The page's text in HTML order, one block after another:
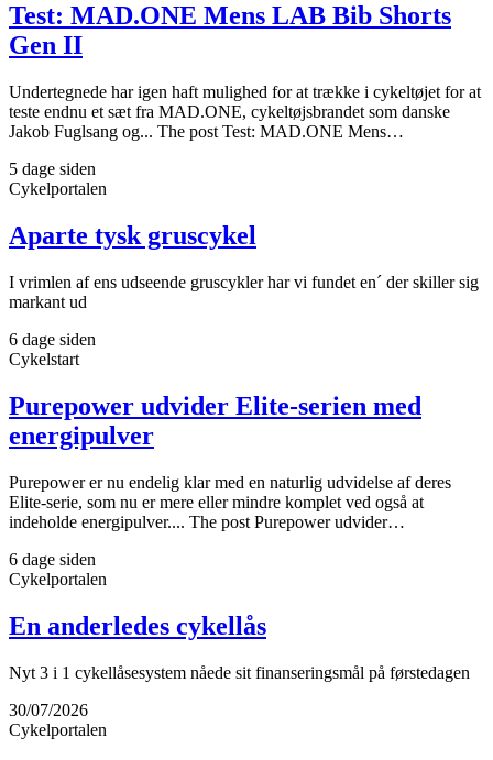
Test: MAD.ONE Mens LAB Bib Shorts
Gen II
Undertegnede har igen haft mulighed for at trække i cykeltøjet for at
teste endnu et sæt fra MAD.ONE, cykeltøjsbrandet som danske
Jakob Fuglsang og... The post Test: MAD.ONE Mens…
5 dage siden
Cykelportalen
Aparte tysk gruscykel
I vrimlen af ens udseende gruscykler har vi fundet en´ der skiller sig
markant ud
6 dage siden
Cykelstart
Purepower udvider Elite-serien med
energipulver
Purepower er nu endelig klar med en naturlig udvidelse af deres
Elite-serie, som nu er mere eller mindre komplet ved også at
indeholde energipulver.... The post Purepower udvider…
6 dage siden
Cykelportalen
En anderledes cykellås
Nyt 3 i 1 cykellåsesystem nåede sit finanseringsmål på førstedagen
30/07/2026
Cykelportalen